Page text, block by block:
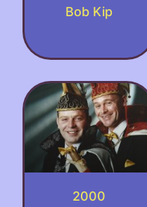
Bob Kip
2000